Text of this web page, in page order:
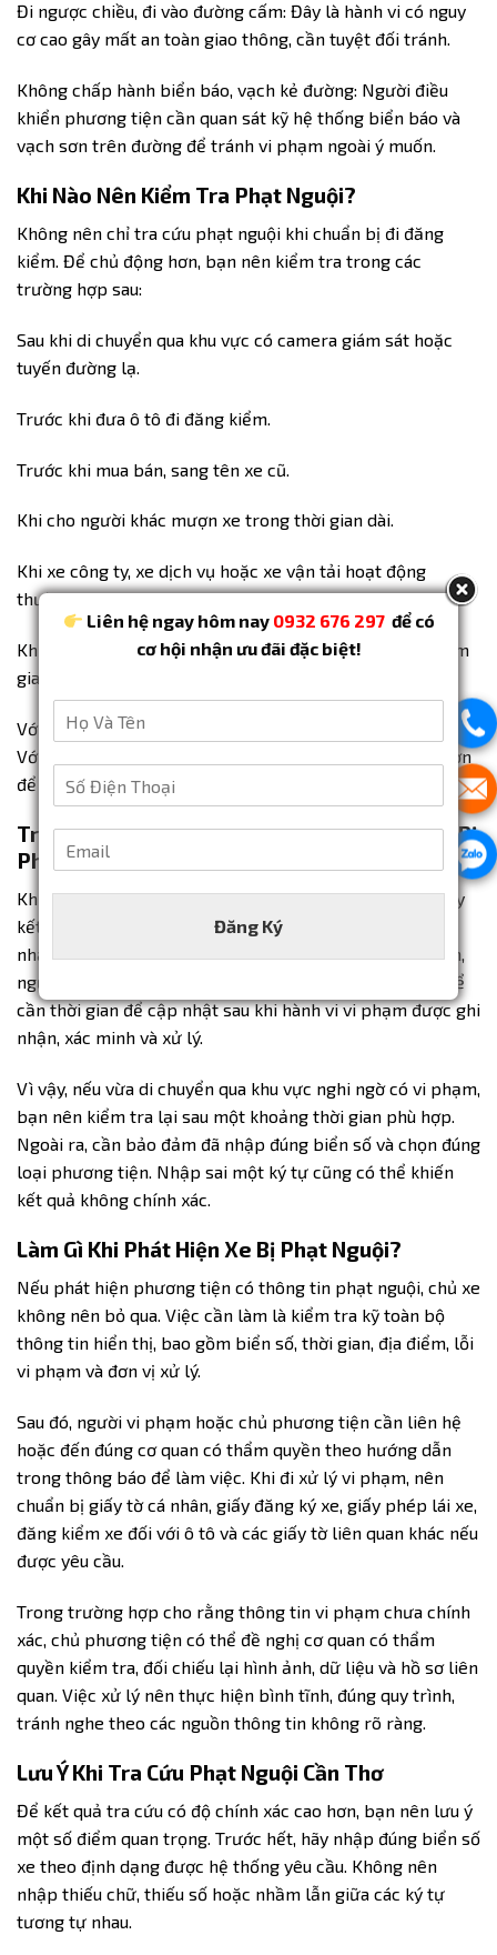
Đi ngược chiều, đi vào đường cấm: Đây là hành vi có nguy
cơ cao gây mất an toàn giao thông, cần tuyệt đối tránh.
Không chấp hành biển báo, vạch kẻ đường: Người điều
khiển phương tiện cần quan sát kỹ hệ thống biển báo và
vạch sơn trên đường để tránh vi phạm ngoài ý muốn.
Khi Nào Nên Kiểm Tra Phạt Nguội?
Không nên chỉ tra cứu phạt nguội khi chuẩn bị đi đăng
kiểm. Để chủ động hơn, bạn nên kiểm tra trong các
trường hợp sau:
Sau khi di chuyển qua khu vực có camera giám sát hoặc
tuyến đường lạ.
Trước khi đưa ô tô đi đăng kiểm.
Trước khi mua bán, sang tên xe cũ.
Khi cho người khác mượn xe trong thời gian dài.
Khi xe công ty, xe dịch vụ hoặc xe vận tải hoạt động
thường xuyên.
Khi nhận được thông báo nghi ngờ liên quan đến vi phạm
giao thông.
Với xe cá nhân, có thể kiểm tra định kỳ mỗi tháng một lần.
Với xe kinh doanh vận tải, nên kiểm tra thường xuyên hơn
để tránh tồn đọng nhiều lỗi.
Tra Cứu Không Ra Kết Quả Có Chắc Là Không Bị
Phạt Không?
Khi tra cứu phạt nguội Cần Thơ online nhưng không thấy
kết quả, điều đó thường có nghĩa là hệ thống chưa ghi
nhận thông tin vi phạm tại thời điểm kiểm tra. Tuy nhiên,
người dùng cũng cần hiểu rằng dữ liệu phạt nguội có thể
cần thời gian để cập nhật sau khi hành vi vi phạm được ghi
nhận, xác minh và xử lý.
Vì vậy, nếu vừa di chuyển qua khu vực nghi ngờ có vi phạm,
bạn nên kiểm tra lại sau một khoảng thời gian phù hợp.
Ngoài ra, cần bảo đảm đã nhập đúng biển số và chọn đúng
loại phương tiện. Nhập sai một ký tự cũng có thể khiến
kết quả không chính xác.
Làm Gì Khi Phát Hiện Xe Bị Phạt Nguội?
Nếu phát hiện phương tiện có thông tin phạt nguội, chủ xe
không nên bỏ qua. Việc cần làm là kiểm tra kỹ toàn bộ
thông tin hiển thị, bao gồm biển số, thời gian, địa điểm, lỗi
vi phạm và đơn vị xử lý.
Sau đó, người vi phạm hoặc chủ phương tiện cần liên hệ
hoặc đến đúng cơ quan có thẩm quyền theo hướng dẫn
trong thông báo để làm việc. Khi đi xử lý vi phạm, nên
chuẩn bị giấy tờ cá nhân, giấy đăng ký xe, giấy phép lái xe,
đăng kiểm xe đối với ô tô và các giấy tờ liên quan khác nếu
được yêu cầu.
Trong trường hợp cho rằng thông tin vi phạm chưa chính
xác, chủ phương tiện có thể đề nghị cơ quan có thẩm
quyền kiểm tra, đối chiếu lại hình ảnh, dữ liệu và hồ sơ liên
quan. Việc xử lý nên thực hiện bình tĩnh, đúng quy trình,
tránh nghe theo các nguồn thông tin không rõ ràng.
Lưu Ý Khi Tra Cứu Phạt Nguội Cần Thơ
Để kết quả tra cứu có độ chính xác cao hơn, bạn nên lưu ý
một số điểm quan trọng. Trước hết, hãy nhập đúng biển số
xe theo định dạng được hệ thống yêu cầu. Không nên
nhập thiếu chữ, thiếu số hoặc nhầm lẫn giữa các ký tự
tương tự nhau.
Liên hệ ngay hôm nay 0932 676 297để có
cơ hội nhận ưu đãi đặc biệt!​
*
i
*
m
Đăng Ký